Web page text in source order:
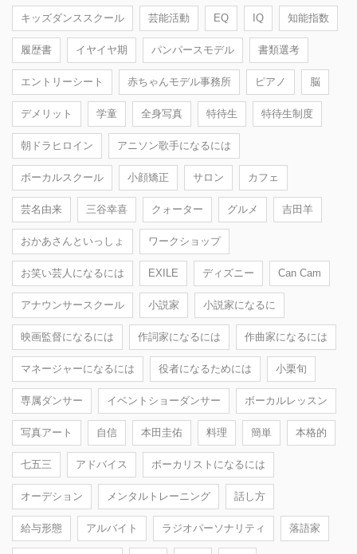
キッズダンススクール 芸能活動 EQ IQ 知能指数
履歴書 イヤイヤ期 パンパースモデル 書類選考
エントリーシート 赤ちゃんモデル事務所 ピアノ 脳
デメリット 学童 全身写真 特待生 特待生制度
朝ドラヒロイン アニソン歌手になるには
ボーカルスクール 小顔矯正 サロン カフェ
芸名由来 三谷幸喜 クォーター グルメ 吉田羊
おかあさんといっしょ ワークショップ
お笑い芸人になるには EXILE ディズニー Can Cam
アナウンサースクール 小説家 小説家になるに
映画監督になるには 作詞家になるには 作曲家になるには
マネージャーになるには 役者になるためには 小栗旬
専属ダンサー イベントショーダンサー ボーカルレッスン
写真アート 自信 本田圭佑 料理 簡単 本格的
七五三 アドバイス ボーカリストになるには
オーデション メンタルトレーニング 話し方
給与形態 アルバイト ラジオパーソナリティ 落語家